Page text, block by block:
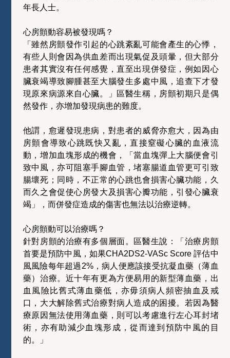
年長人士。
心房顫動容易被發現嗎？
「雖然房顫發作引起的心跳紊亂可能會產生的心悸，
有些人則會因為供血差而出現氣促及頭暈，但大部分
患者其實沒有任何感覺，直至出現併發症，例如因心
臟衰竭導致腳腫甚至大腦發生多處中風，追查下才發
現原來病源來自心臟。」區醫生稱，房顫初期只是偶
然發作，亦增加發現病患的難度。
他謂，愈遲發現患病，對患者的威脅亦愈大，因為由
房顫會導致心跳既快又亂，直接窒礙心臟的血液流
動，增加血塊形成的機會，「當血塊彈上大腦便會引
致中風，亦可阻塞手腳血管，堵塞腸道血管更可引致
腸壞死；同時，不正常的心跳也會損害心臟功能，久
而久之會促使心房發大及損害心瓣功能，引發心臟衰
竭」，而併發症造成的傷害也無法以治療逆轉。
心房顫動可以治療嗎？
針對房顫的治療有多個層面。區醫生說：「治療房顫
首要是預防中風，如果CHA2DS2-VASc Score 評估中
風風險每年超過2%，病人便應該接受抗凝血藥（薄血
藥）治療。近十年有更為方便易用的新型薄血藥，出
血風險比舊式薄血藥低，亦毋須病人頻密抽血及戒
口，大大解除舊式治療對病人造成的困擾。若因為醫
療原因無法使用薄血藥，則可以考慮進行左心耳封堵
術，亦有助減少血塊形成，從而達到預防中風的目
的。」